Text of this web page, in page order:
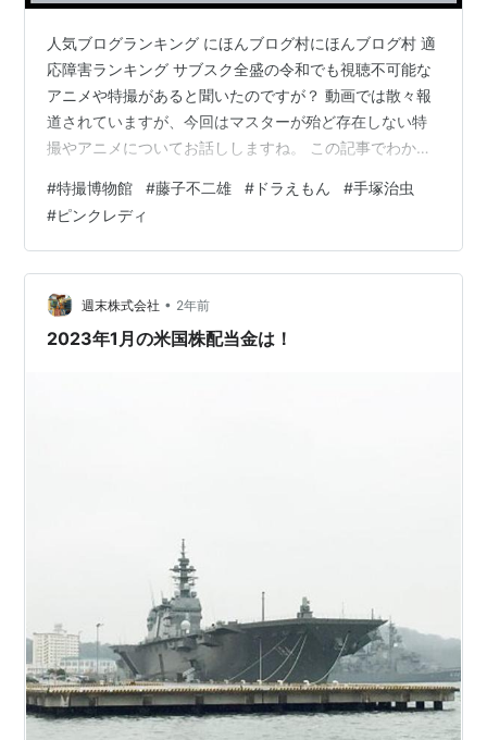
人気ブログランキング にほんブログ村にほんブログ村 適
応障害ランキング サブスク全盛の令和でも視聴不可能な
アニメや特撮があると聞いたのですが？ 動画では散々報
道されていますが、今回はマスターが殆ど存在しない特
撮やアニメについてお話ししますね。 この記事でわかる
ニメ５選 この記事を書いてる人 マスターがない 令和で
は考えられませんが、昭和ではマスターテープは非常に
高価な代物。 現在の様にPC管理なんて考えられない時代
でした。 当然、扱いは粗雑。 その反動で、現在は所存が
行方不明な昭和特撮やアニメが存在します。 今回は、紛
失の状況別にお話ししま…
#特撮博物館 #藤子不二雄 # ドラえもん #手塚治虫
#ピンクレディ
週末株式会社 • 2年前
2023年1月の米国株配当金は！